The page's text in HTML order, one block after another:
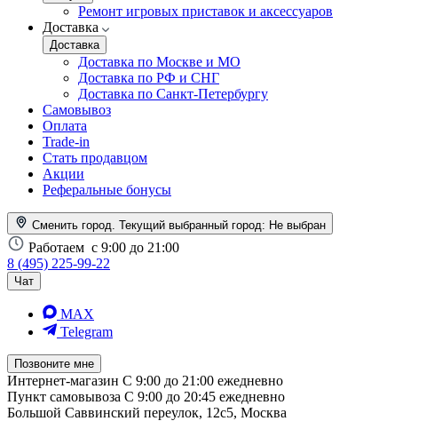
Ремонт игровых приставок и аксессуаров
Доставка
Доставка
Доставка по Москве и МО
Доставка по РФ и СНГ
Доставка по Санкт-Петербургу
Самовывоз
Оплата
Trade-in
Стать продавцом
Акции
Реферальные бонусы
Сменить город. Текущий выбранный город: Не выбран
Работаем с 9:00 до 21:00
8 (495) 225-99-22
Чат
MAX
Telegram
Позвоните мне
Интернет-магазин С 9:00 до 21:00 ежедневно
Пункт самовывоза С 9:00 до 20:45 ежедневно
Большой Саввинский переулок, 12с5, Москва